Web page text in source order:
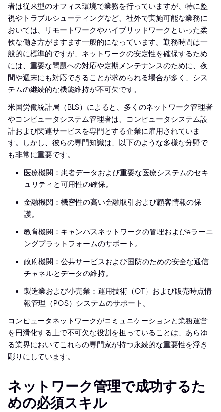
者は従来型のオフィス環境で業務を行っていますが、特に監
視やトラブルシューティングなど、社外で実施可能な業務に
おいては、リモートワークやハイブリッドワークといった柔
軟な働き方がますます一般的になっています。勤務時間は一
般的に標準的ですが、ネットワークの安定性を確保するため
には、重要な問題への対応や定期メンテナンスのために、夜
間や週末にも対応できることが求められる場合が多く、シス
テムの継続的な機能維持が不可欠です。
米国労働統計局（BLS）によると、多くのネットワーク管理者
やコンピュータシステム管理者は、コンピュータシステム設
計および関連サービスを専門とする企業に雇用されていま
す。しかし、彼らの専門知識は、以下のような多様な分野で
も非常に重要です。
医療機関：患者データおよび重要な医療システムのセキ
ュリティと可用性の確保。
金融機関：機密性の高い金融取引および顧客情報の保
護。
教育機関：キャンパスネットワークの管理およびeラーニ
ングプラットフォームのサポート。
政府機関：公共サービスおよび国防のための安全な通信
チャネルとデータの維持。
製造業および小売業：運用技術（OT）および販売時点情
報管理（POS）システムのサポート。
コンピュータネットワークがコミュニケーションと業務運営
を円滑化する上で不可欠な役割を担っていることは、あらゆ
る業界においてこれらの専門家が持つ永続的な重要性を浮き
彫りにしています。
ネットワーク管理で成功するた
めの必須スキル